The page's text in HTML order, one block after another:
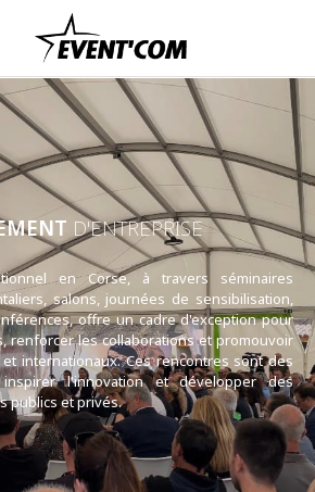
D'ENTREPRISE
en Corse, à travers séminaires
salons, journées de sensibilisation,
offre un cadre d'exception pour
renforcer les collaborations et promouvoir
internationaux. Ces rencontres sont des
l'innovation et développer des
publics et privés.